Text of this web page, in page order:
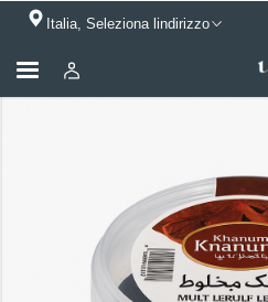
Italia, Seleziona lindirizzo